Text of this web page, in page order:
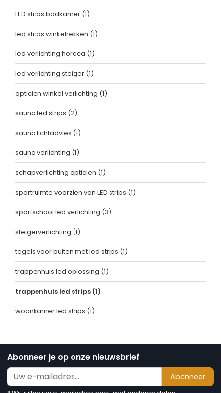
LED strips badkamer (1)
led strips winkelrekken (1)
led verlichting horeca (1)
led verlichting steiger (1)
opticien winkel verlichting (1)
sauna led strips (2)
sauna lichtadvies (1)
sauna verlichting (1)
schapverlichting opticien (1)
sportruimte voorzien van LED strips (1)
sportschool led verlichting (3)
steigerverlichting (1)
tegels voor buiten met led strips (1)
trappenhuis led oplossing (1)
trappenhuis led strips (1)
woonkamer led strips (1)
Abonneer je op onze nieuwsbrief
Abonneer